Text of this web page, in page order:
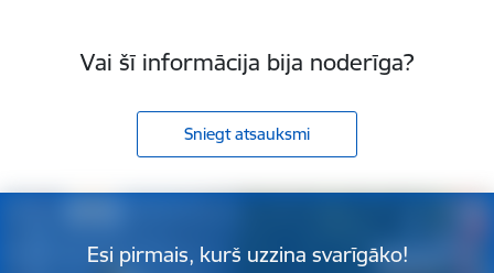
Vai šī informācija bija noderīga?
Sniegt atsauksmi
Esi pirmais, kurš uzzina svarīgāko!